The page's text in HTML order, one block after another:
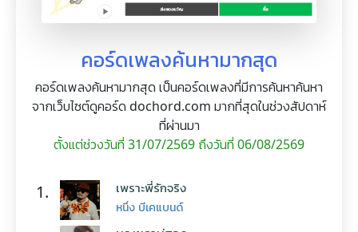
คอร์ดเพลงค้นหามากสุด
คอร์ดเพลงค้นหามากสุด เป็นคอร์ดเพลงที่มีการค้นหาค้นหา
จากเว็บไซต์ดูคอร์ด dochord.com มากที่สุดในช่วงสัปดาห์
ที่ผ่านมา
ตั้งแต่ช่วงวันที่ 31/07/2569 ถึงวันที่ 06/08/2569
1. เพราะพี่รักจริง
หนึ่ง บีเคแบนด์